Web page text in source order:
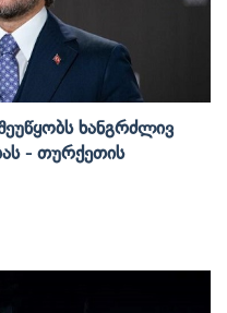
Ხანგრძლივ
- Თურქეთის